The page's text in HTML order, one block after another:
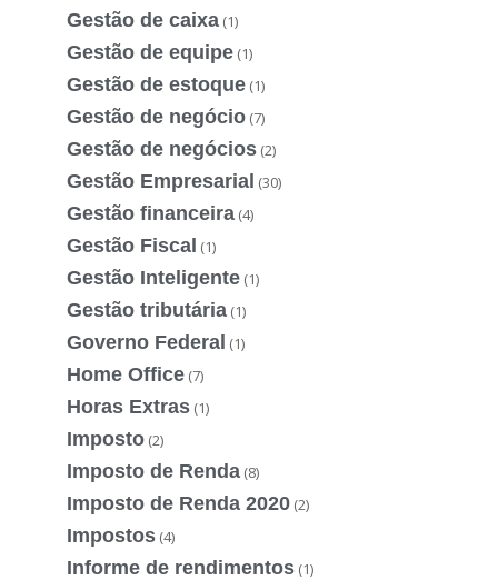
Gestão de caixa (1)
Gestão de equipe (1)
Gestão de estoque (1)
Gestão de negócio (7)
Gestão de negócios (2)
Gestão Empresarial (30)
Gestão financeira (4)
Gestão Fiscal (1)
Gestão Inteligente (1)
Gestão tributária (1)
Governo Federal (1)
Home Office (7)
Horas Extras (1)
Imposto (2)
Imposto de Renda (8)
Imposto de Renda 2020 (2)
Impostos (4)
Informe de rendimentos (1)